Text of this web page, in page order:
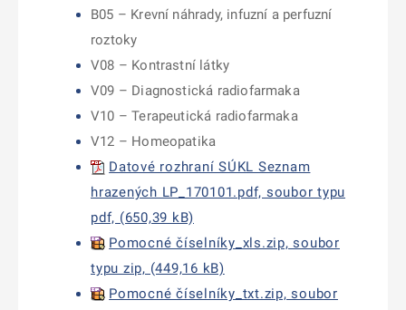
B05 – Krevní náhrady, infuzní a perfuzní
roztoky
V08 – Kontrastní látky
V09 – Diagnostická radiofarmaka
V10 – Terapeutická radiofarmaka
V12 – Homeopatika
Datové rozhraní SÚKL Seznam
hrazených LP_170101.pdf, soubor typu
pdf, (650,39 kB)
Pomocné číselníky_xls.zip, soubor
typu zip, (449,16 kB)
Pomocné číselníky_txt.zip, soubor